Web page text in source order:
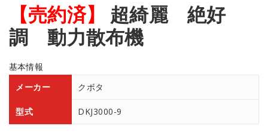
【売約済】
超綺麗 絶好
調 動力散布機
基本情報
メーカー
クボタ
型式 DKJ3000-9